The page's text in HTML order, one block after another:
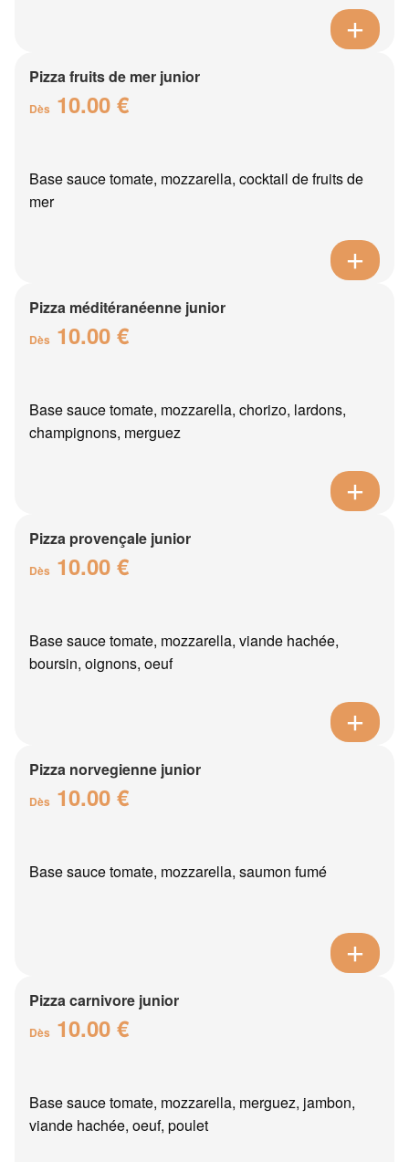
Pizza fruits de mer junior
Dès 10.00 €
Base sauce tomate, mozzarella, cocktail de fruits de
mer
Pizza méditéranéenne junior
Dès 10.00 €
Base sauce tomate, mozzarella, chorizo, lardons,
champignons, merguez
Pizza provençale junior
Dès 10.00 €
Base sauce tomate, mozzarella, viande hachée,
boursin, oignons, oeuf
Pizza norvegienne junior
Dès 10.00 €
Base sauce tomate, mozzarella, saumon fumé
Pizza carnivore junior
Dès 10.00 €
Base sauce tomate, mozzarella, merguez, jambon,
viande hachée, oeuf, poulet